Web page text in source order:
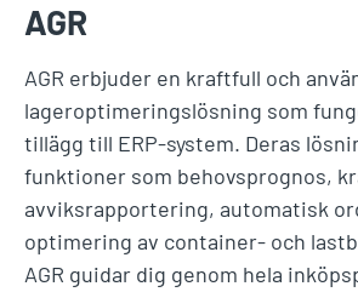
AGR
AGR erbjuder en kraftfull och
lageroptimeringslösning som
tillägg till ERP-system. Deras
funktioner som behovsprognos,
avviksrapportering, automatisk
optimering av container- och
AGR guidar dig genom hela